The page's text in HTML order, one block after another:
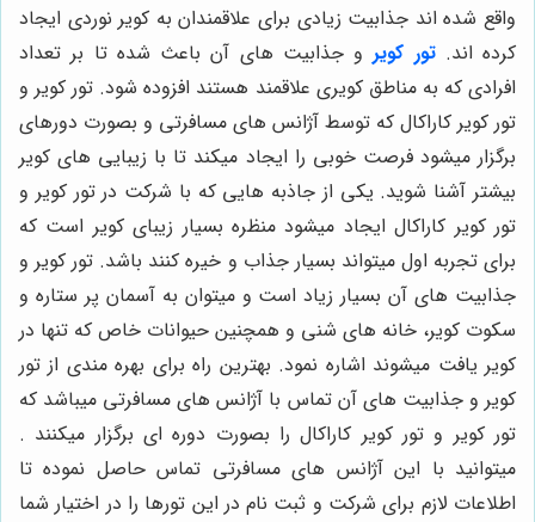
واقع شده اند جذابیت زیادی برای علاقمندان به کویر نوردی ایجاد
کرده اند.تور کویرو جذابیت های آن باعث شده تا بر تعداد
افرادی که به مناطق کویری علاقمند هستند افزوده شود. تور کویر و
تور کویر کاراکال که توسط آژانس های مسافرتی و بصورت دورهای
برگزار میشود فرصت خوبی را ایجاد میکند تا با زیبایی های کویر
بیشتر آشنا شوید. یکی از جاذبه هایی که با شرکت در تور کویر و
تور کویر کاراکال ایجاد میشود منظره بسیار زیبای کویر است که
برای تجربه اول میتواند بسیار جذاب و خیره کنند باشد. تور کویر و
جذابیت های آن بسیار زیاد است و میتوان به آسمان پر ستاره و
سکوت کویر، خانه های شنی و همچنین حیوانات خاص که تنها در
کویر یافت میشوند اشاره نمود. بهترین راه برای بهره مندی از تور
کویر و جذابیت های آن‌ تماس با آژانس های مسافرتی میباشد که
تور کویر و تور کویر کاراکال را بصورت دوره ای برگزار میکنند .
میتوانید با این آژانس های مسافرتی تماس حاصل نموده تا
اطلاعات لازم برای شرکت و ثبت نام در این تورها را در اختیار شما